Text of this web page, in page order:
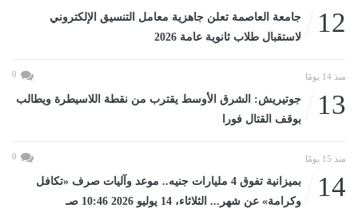
12
جامعة العاصمة تعلن جاهزية معامل التنسيق الإلكتروني
لاستقبال طلاب ثانوية عامة 2026
منذ 14 يومًا 0
13
جوتيريش: الشرق الأوسط يقترب من نقطة اللاسيطرة ويطالب
بوقف القتال فورا
منذ 15 يومًا 0
14
بميزانية تفوق 4 مليارات جنيه.. موعد وآليات صرف «تكافل
وكرامة» عن شهر... الثلاثاء، 14 يوليو 2026 10:46 صـ